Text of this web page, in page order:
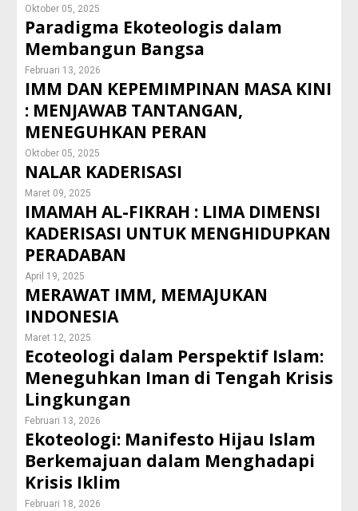
Oktober 05, 2025
Paradigma Ekoteologis dalam
Membangun Bangsa
Februari 13, 2026
IMM DAN KEPEMIMPINAN MASA KINI
: MENJAWAB TANTANGAN,
MENEGUHKAN PERAN
Oktober 05, 2025
NALAR KADERISASI
Maret 09, 2025
IMAMAH AL-FIKRAH : LIMA DIMENSI
KADERISASI UNTUK MENGHIDUPKAN
PERADABAN
April 19, 2025
MERAWAT IMM, MEMAJUKAN
INDONESIA
Maret 12, 2025
Ecoteologi dalam Perspektif Islam:
Meneguhkan Iman di Tengah Krisis
Lingkungan
Februari 13, 2026
Ekoteologi: Manifesto Hijau Islam
Berkemajuan dalam Menghadapi
Krisis Iklim
Februari 18, 2026